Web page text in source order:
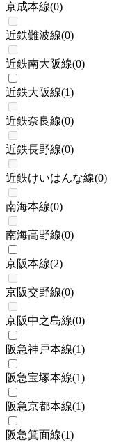
京成本線(0)
近鉄難波線(0)
近鉄南大阪線(0)
近鉄大阪線(1)
近鉄奈良線(0)
近鉄長野線(0)
近鉄けいはんな線(0)
南海本線(0)
南海高野線(0)
京阪本線(2)
京阪交野線(0)
京阪中之島線(0)
阪急神戸本線(1)
阪急宝塚本線(1)
阪急京都本線(1)
阪急箕面線(1)